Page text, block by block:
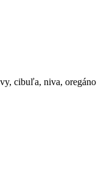
cibuľa, niva, oregáno